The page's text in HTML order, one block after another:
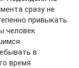
сразу не
привыкать
человек
в
время